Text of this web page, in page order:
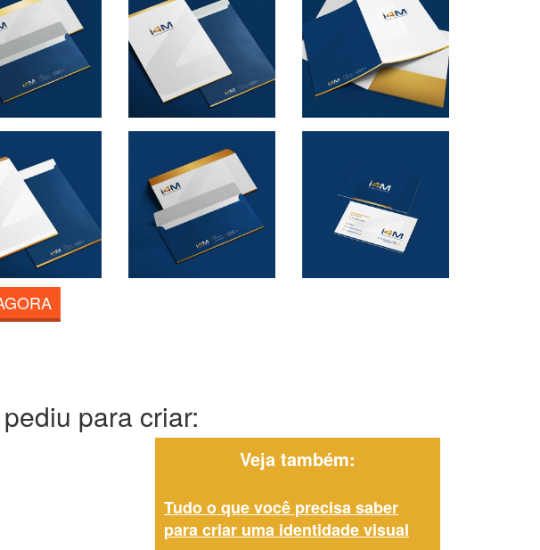
para criar:
Veja também:
Tudo o que você precisa saber
para criar uma identidade visual